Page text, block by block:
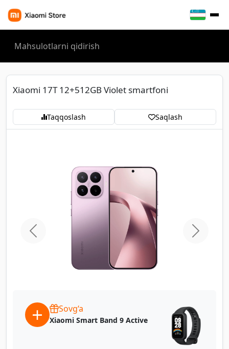
Xiaomi 17T 12+512GB Violet smartfoni
Taqqoslash Saqlash
home.previous
Sovg‘a
Xiaomi Smart Band 9 Active